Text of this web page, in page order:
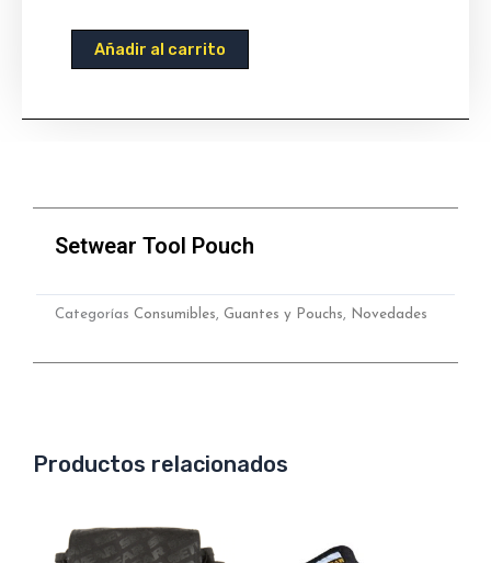
Pouch
cantidad
Añadir al carrito
Setwear Tool Pouch
Categorías Consumibles, Guantes y Pouchs, Novedades
Productos relacionados